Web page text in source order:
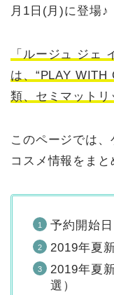
月1日(月)に登場♪
「ルージュ ジェ
は、“PLAY WITH
類、セミマットリ
このページでは
コスメ情報をま
予約開始
2019年夏
2019年夏
選）